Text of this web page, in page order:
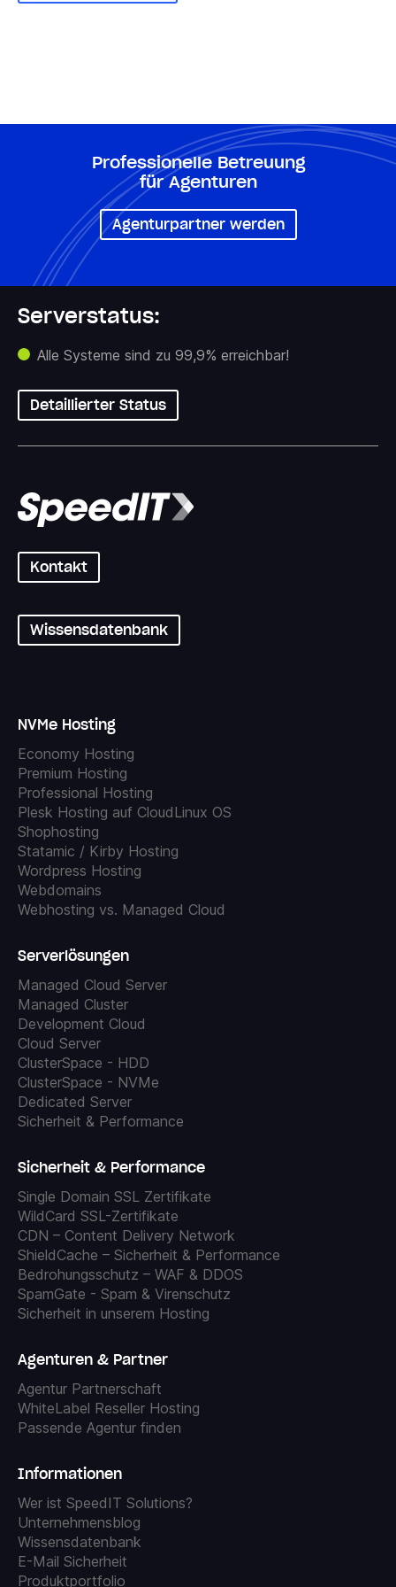
Professionelle Betreuung
für Agenturen
Agenturpartner werden
Serverstatus:
Alle Systeme sind zu 99,9% erreichbar!
Detaillierter Status
Kontakt
Wissensdatenbank
NVMe Hosting
Economy Hosting
Premium Hosting
Professional Hosting
Plesk Hosting auf CloudLinux OS
Shophosting
Statamic / Kirby Hosting
Wordpress Hosting
Webdomains
Webhosting vs. Managed Cloud
Serverlösungen
Managed Cloud Server
Managed Cluster
Development Cloud
Cloud Server
ClusterSpace - HDD
ClusterSpace - NVMe
Dedicated Server
Sicherheit & Performance
Sicherheit & Performance
Single Domain SSL Zertifikate
WildCard SSL-Zertifikate
CDN – Content Delivery Network
ShieldCache – Sicherheit & Performance
Bedrohungsschutz – WAF & DDOS
SpamGate - Spam & Virenschutz
Sicherheit in unserem Hosting
Agenturen & Partner
Agentur Partnerschaft
WhiteLabel Reseller Hosting
Passende Agentur finden
Informationen
Wer ist SpeedIT Solutions?
Unternehmensblog
Wissensdatenbank
E-Mail Sicherheit
Produktportfolio